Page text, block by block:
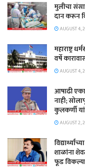
मुलीचा
दान करून
AUGUST 4,
महाराष्ट्र
वर्षे
AUGUST 4,
आषाढी
नाही;
कुलकर्णी
AUGUST 2,
शाळांना
फूड